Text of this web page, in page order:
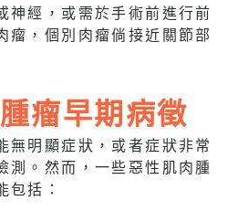
神經，或需於手術前進行前
瘤，個別肉瘤倘接近關節部
瘤早期病徵
無明顯症狀，或者症狀非常
測。然而，一些惡性肌肉腫
包括：